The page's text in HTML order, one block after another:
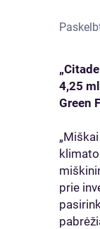
4,25
Green
prie